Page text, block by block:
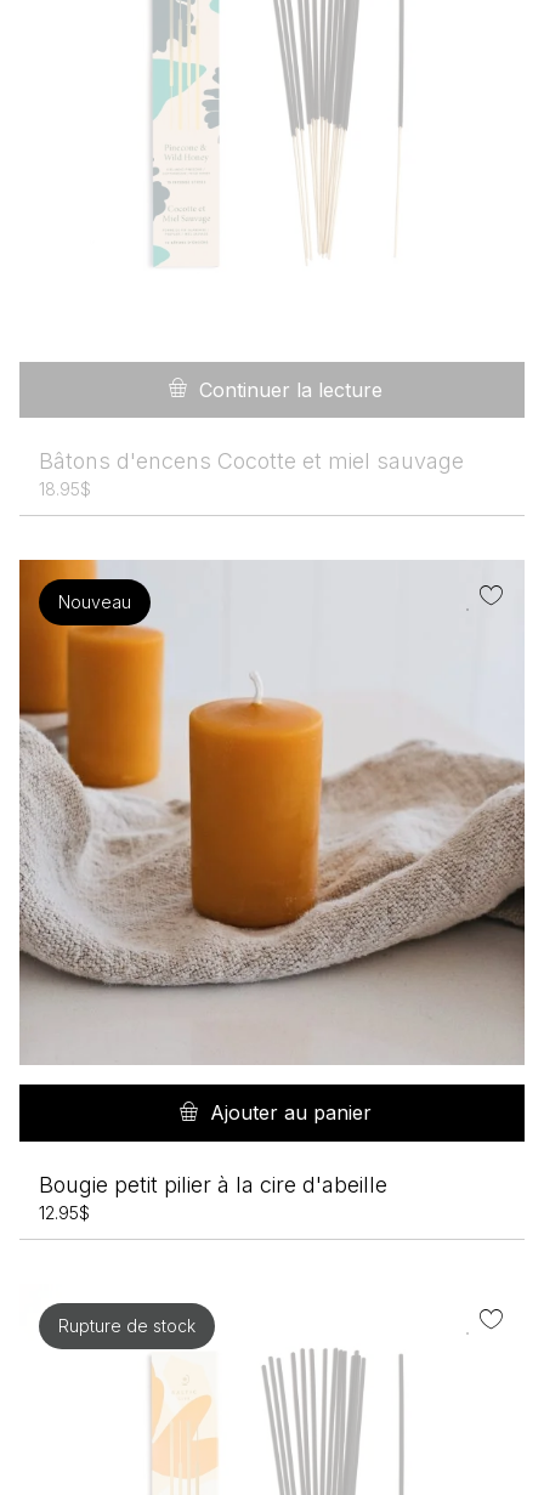
Continuer la lecture
Bâtons d'encens Cocotte et miel sauvage
18.95$
Nouveau
Ajouter au panier
Bougie petit pilier à la cire d'abeille
12.95$
Rupture de stock